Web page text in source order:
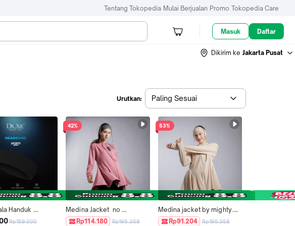
Tentang Tokopedia Mulai Berjualan Promo Tokopedia Care
Masuk Daftar
Dikirim ke Jakarta Pusat
Urutkan: Paling Sesuai
Handuk
Keringat
Rp159.000
42%
Medina Jacket  no
parachute Olahraga hoodie
Rp114.180 Rp195.358
53%
Medina jacket by mighty.up
free bandana  jacket
Rp91.204 Rp195.358